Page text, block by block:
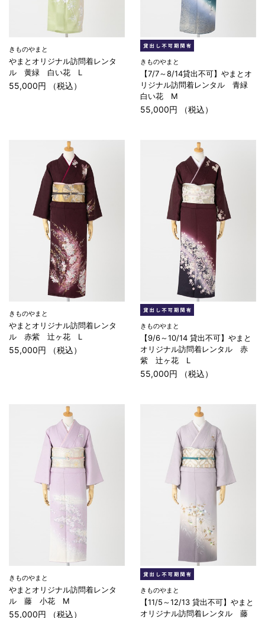
きものやまと
やまとオリジナル訪問着レンタ
ル 黄緑 白い花 L
55,000円 （税込）
きものやまと
【7/7～8/14貸出不可】やまとオ
リジナル訪問着レンタル 青緑
白い花 M
55,000円 （税込）
きものやまと
やまとオリジナル訪問着レンタ
ル 赤紫 辻ヶ花 L
55,000円 （税込）
きものやまと
【9/6～10/14 貸出不可】やまと
オリジナル訪問着レンタル 赤
紫 辻ヶ花 L
55,000円 （税込）
きものやまと
やまとオリジナル訪問着レンタ
ル 藤 小花 M
55,000円 （税込）
きものやまと
【11/5～12/13 貸出不可】やまと
オリジナル訪問着レンタル 藤